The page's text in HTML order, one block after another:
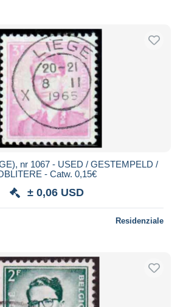
nr 1067 - USED / GESTEMPELD /
- Catw. 0,15€
± 0,06 USD
Residenziale